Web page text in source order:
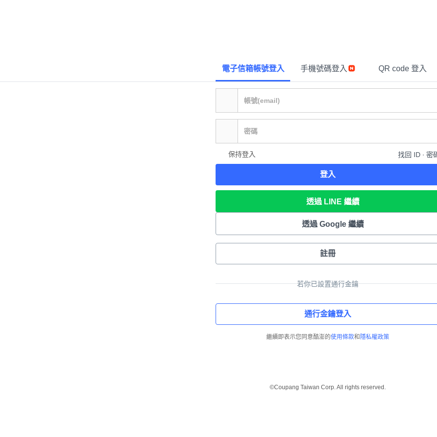
電子信箱帳號登入 手機號碼登入 QR code 登入
保持登入 找回 ID ∙ 密
登入
透過 LINE 繼續
透過 Google 繼續
註冊
若你已設置通行金鑰
通行金鑰登入
繼續即表示您同意酷澎的使用條款和 隱私權政策
©Coupang Taiwan Corp. All rights reserved.